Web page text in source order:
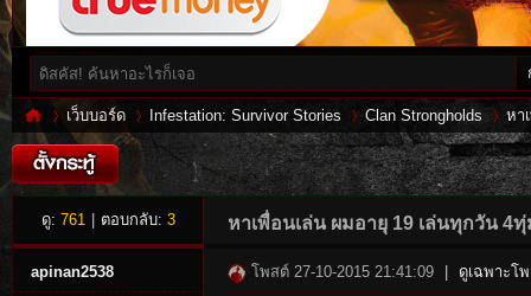
»
เว็บบอร์ด
›
Infestation: Survivor Stories
›
Clan Strongholds
›
หา
ดู: 761 ตอบกลับ: 3 หาเพื่อนเล่น ผมอายุ 19 เล่นทุกวัน 4ทุ่
apinan2538 โพสต์ 27-10-2015 21:41:09 ดูเฉพาะโ